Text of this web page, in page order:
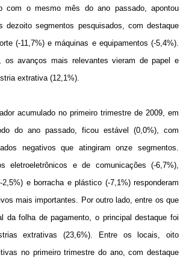
com o mesmo mês do ano passado, apontou
dezoito segmentos pesquisados, com destaque
(-11,7%) e máquinas e equipamentos (-5,4%).
os avanços mais relevantes vieram de papel e
extrativa (12,1%).
acumulado no primeiro trimestre de 2009, em
do ano passado, ficou estável (0,0%), com
negativos que atingiram onze segmentos.
eletroeletrônicos e de comunicações (-6,7%),
e borracha e plástico (-7,1%) responderam
mais importantes. Por outro lado, entre os que
da folha de pagamento, o principal destaque foi
extrativas (23,6%). Entre os locais, oito
no primeiro trimestre do ano, com destaque